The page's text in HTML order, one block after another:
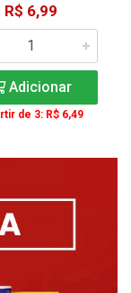
R$ 6,99
Adicionar
de 3: R$ 6,49